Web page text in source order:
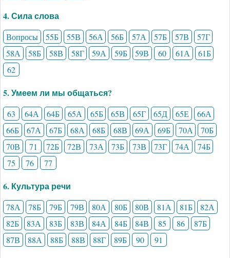
4. Сила слова
Вопросы 55Б 55В 56А 56Б 57А 57Б 57В
57Г
58А
58Б 58В 58Г 59А 59Б 59В 60 61А
61Б
62
5. Умеем ли мы общаться?
63 64А 64Б 65А 65Б 65В 65Г 65Д 65Е
66А
66Б
67А 67Б 68А 68Б 68В 69А 69Б 70А
70Б
70В
71 72Б 72В 73А 73Б 73В 73Г 74А
74Б
75
76 77
6. Культура речи
78А 78Б 79Б 79В 80А 80Б 80В 81А 81Б
82А
82Б
83А 83Б 83В 84А 84Б 84В 85 86
87Б
87В
88А 88Б 88В 88Г 89Б 90 91